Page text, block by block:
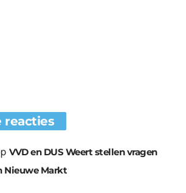
reacties
VVD en DUS Weert stellen vragen
Nieuwe Markt